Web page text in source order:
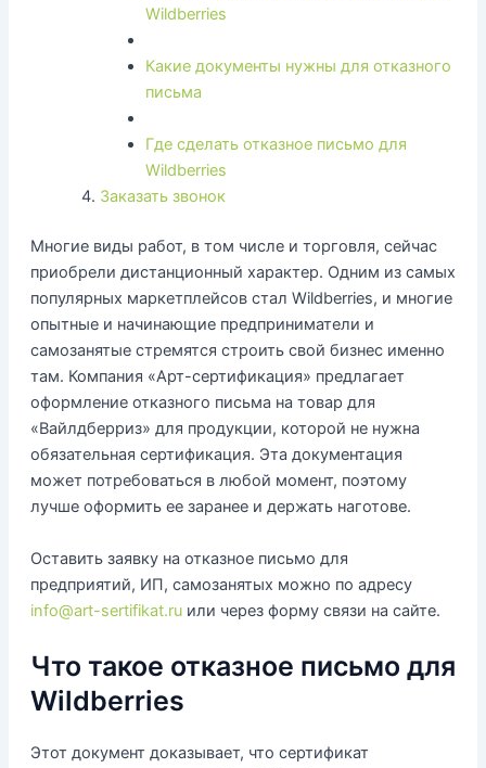
Wildberries
Какие документы нужны для отказного
письма
Где сделать отказное письмо для
Wildberries
Заказать звонок
Многие виды работ, в том числе и торговля, сейчас
приобрели дистанционный характер. Одним из самых
популярных маркетплейсов стал Wildberries, и многие
опытные и начинающие предприниматели и
самозанятые стремятся строить свой бизнес именно
там. Компания «Арт-сертификация» предлагает
оформление отказного письма на товар для
«Вайлдберриз» для продукции, которой не нужна
обязательная сертификация. Эта документация
может потребоваться в любой момент, поэтому
лучше оформить ее заранее и держать наготове.
Оставить заявку на отказное письмо для
предприятий, ИП, самозанятых можно по адресу
info@art-sertifikat.ruили через форму связи на сайте.
Что такое отказное письмо для
Wildberries
Этот документ доказывает, что сертификат